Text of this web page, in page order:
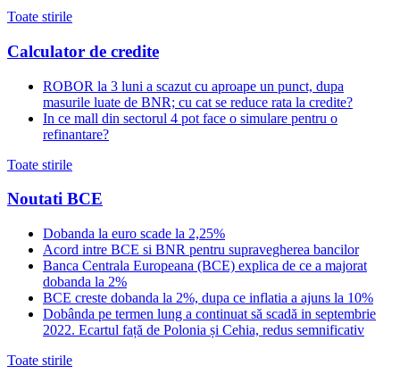
Toate stirile
Calculator de credite
ROBOR la 3 luni a scazut cu aproape un punct, dupa
masurile luate de BNR; cu cat se reduce rata la credite?
In ce mall din sectorul 4 pot face o simulare pentru o
refinantare?
Toate stirile
Noutati BCE
Dobanda la euro scade la 2,25%
Acord intre BCE si BNR pentru supravegherea bancilor
Banca Centrala Europeana (BCE) explica de ce a majorat
dobanda la 2%
BCE creste dobanda la 2%, dupa ce inflatia a ajuns la 10%
Dobânda pe termen lung a continuat să scadă in septembrie
2022. Ecartul față de Polonia și Cehia, redus semnificativ
Toate stirile